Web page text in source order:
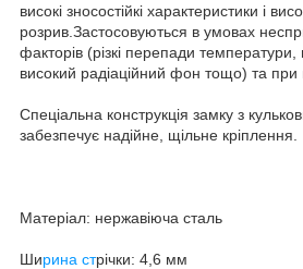
високі зносостійкі характеристики і
розрив.Застосовуються в умовах
факторів (різкі перепади температури,
високий радіаційний фон тощо) та при
Спеціальна конструкція замку з
забезпечує надійне, щільне кріплення.
Матеріал: нержавіюча сталь
Ширина стрічки: 4,6 мм